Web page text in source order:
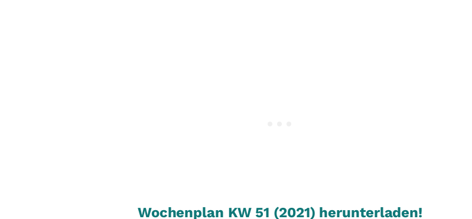
Wochenplan KW 51 (2021) herunterladen!